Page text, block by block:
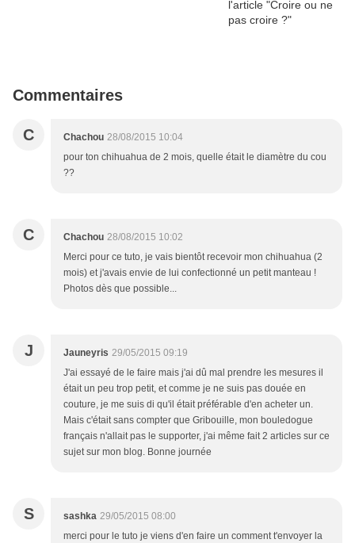
Commentaires
C Chachou 28/08/2015 10:04
pour ton chihuahua de 2 mois, quelle était le diamètre du cou
??
C Chachou 28/08/2015 10:02
Merci pour ce tuto, je vais bientôt recevoir mon chihuahua (2
mois) et j'avais envie de lui confectionné un petit manteau !
Photos dès que possible...
J Jauneyris 29/05/2015 09:19
J'ai essayé de le faire mais j'ai dû mal prendre les mesures il
était un peu trop petit, et comme je ne suis pas douée en
couture, je me suis di qu'il était préférable d'en acheter un.
Mais c'était sans compter que Gribouille, mon bouledogue
français n'allait pas le supporter, j'ai même fait 2 articles sur ce
sujet sur mon blog. Bonne journée
S sashka 29/05/2015 08:00
merci pour le tuto je viens d'en faire un comment t'envoyer la